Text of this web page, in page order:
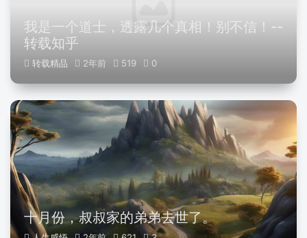
我是一个道士，透露几个真相！别不信！--
转载知乎
转载精品 2年前 519 0
十月份，叔叔家的弟弟去世了。